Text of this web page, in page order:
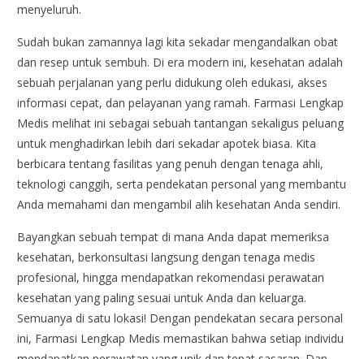
menyeluruh.
Sudah bukan zamannya lagi kita sekadar mengandalkan obat
dan resep untuk sembuh. Di era modern ini, kesehatan adalah
sebuah perjalanan yang perlu didukung oleh edukasi, akses
informasi cepat, dan pelayanan yang ramah. Farmasi Lengkap
Medis melihat ini sebagai sebuah tantangan sekaligus peluang
untuk menghadirkan lebih dari sekadar apotek biasa. Kita
berbicara tentang fasilitas yang penuh dengan tenaga ahli,
teknologi canggih, serta pendekatan personal yang membantu
Anda memahami dan mengambil alih kesehatan Anda sendiri.
Bayangkan sebuah tempat di mana Anda dapat memeriksa
kesehatan, berkonsultasi langsung dengan tenaga medis
profesional, hingga mendapatkan rekomendasi perawatan
kesehatan yang paling sesuai untuk Anda dan keluarga.
Semuanya di satu lokasi! Dengan pendekatan secara personal
ini, Farmasi Lengkap Medis memastikan bahwa setiap individu